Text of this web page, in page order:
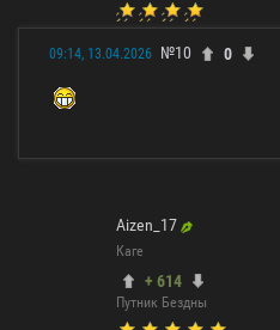
09:14, 13.04.2026 №10 0
Aizen_17
Каге
+ 614
Путник Бездны